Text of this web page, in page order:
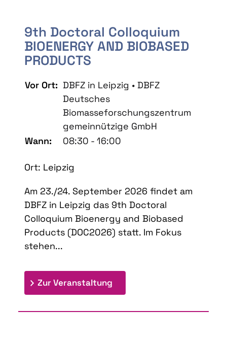
9th Doctoral Colloquium
BIOENERGY AND BIOBASED
PRODUCTS
Vor Ort: DBFZ in Leipzig • DBFZ
Deutsches
Biomasseforschungszentrum
gemeinnützige GmbH
Wann:
08:30 - 16:00
Ort: Leipzig
Am 23./24. September 2026 findet am
DBFZ in Leipzig das 9th Doctoral
Colloquium Bioenergy and Biobased
Products (DOC2026) statt. Im Fokus
stehen...
Zur Veranstaltung